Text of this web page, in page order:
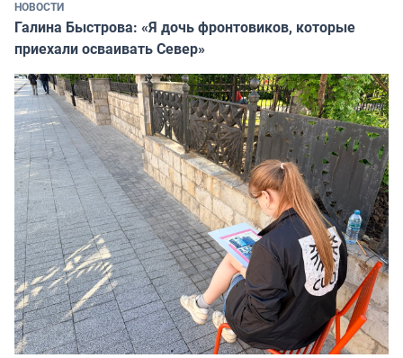
НОВОСТИ
Галина Быстрова: «Я дочь фронтовиков, которые
приехали осваивать Север»